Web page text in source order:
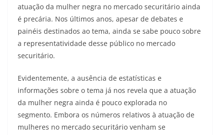
atuação da mulher negra no mercado securitário ainda
é precária. Nos últimos anos, apesar de debates e
painéis destinados ao tema, ainda se sabe pouco sobre
a representatividade desse público no mercado
securitário.
Evidentemente, a ausência de estatísticas e
informações sobre o tema já nos revela que a atuação
da mulher negra ainda é pouco explorada no
segmento. Embora os números relativos à atuação de
mulheres no mercado securitário venham se